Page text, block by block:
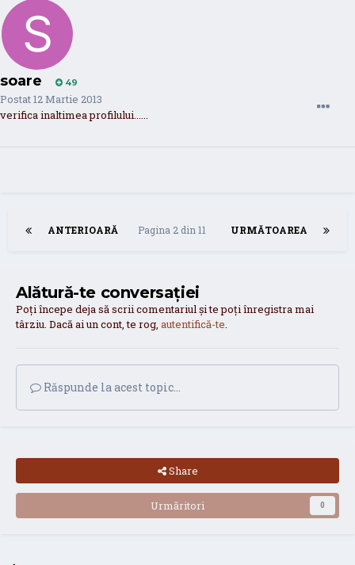
soare 49
Postat12 Martie 2013
verifica inaltimea profilului......
ANTERIOARĂ URMĂTOAREA
Pagina 2 din 11
Alătură-te conversației
Poți începe deja să scrii comentariul și te poți înregistra mai
târziu. Dacă ai un cont, te rog, autentifică-te
Răspunde la acest topic...
Share
Urmăritori 0